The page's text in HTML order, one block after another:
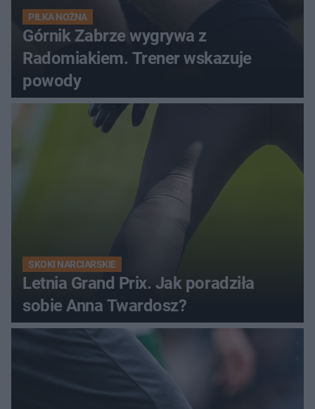
PIŁKA NOŻNA
Górnik Zabrze wygrywa z
Radomiakiem. Trener wskazuje
powody
SKOKI NARCIARSKIE
Letnia Grand Prix. Jak poradziła
sobie Anna Twardosz?